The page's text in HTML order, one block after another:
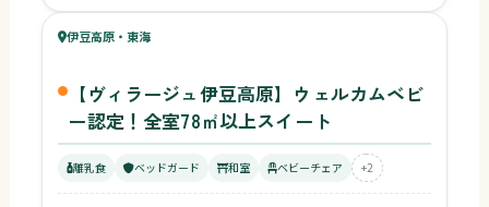
69ベビー
伊豆高原・東海
【ヴィラージュ伊豆高原】ウェルカムベビ
ー認定！全室78㎡以上スイート
離乳食 ベッドガード 和室 ベビーチェア +2